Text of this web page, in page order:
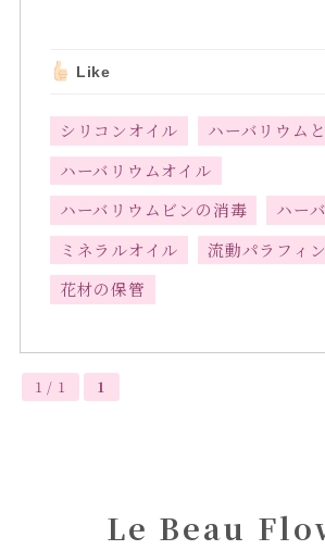
Like
シリコンオイル
ハーバリウム
ハーバリウムオイル
ハーバリウムビンの消毒
ハー
ミネラルオイル
流動パラフィン
花材の保管
1 / 1 1
Le Beau